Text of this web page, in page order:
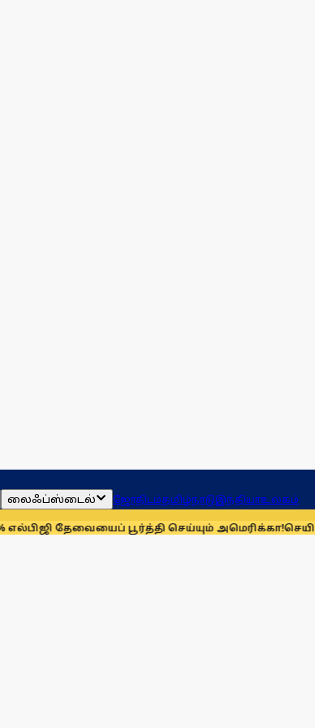
லைஃப்ஸ்டைல் ஜோதிடம்தமிழ்நாடுஇந்தியாஉலகம்
பூர்த்தி செய்யும் அமெரிக்கா!செயின்ட் லூயிஸ்